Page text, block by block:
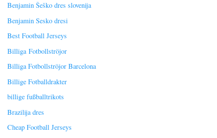
Benjamin Šeško dres slovenija
Benjamin Sesko dresi
Best Football Jerseys
Billiga Fotbollströjor
Billiga Fotbollströjor Barcelona
Billige Fotballdrakter
billige fußballtrikots
Brazilija dres
Cheap Football Jerseys